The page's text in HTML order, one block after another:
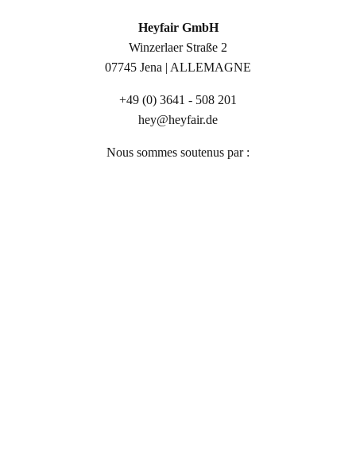
Heyfair GmbH
Winzerlaer Straße 2
07745 Jena | ALLEMAGNE
+49 (0) 3641 - 508 201
hey@heyfair.de
Nous sommes soutenus par :